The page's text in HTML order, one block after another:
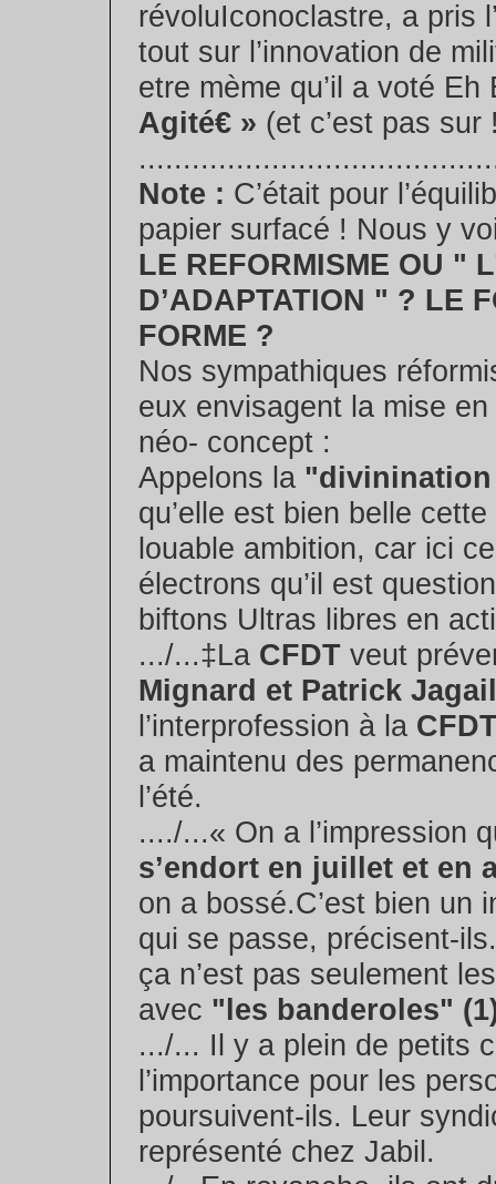
révoluIconoclastre, a pris
tout sur l’innovation de
etre mème qu’il a voté Eh
Agité€ » (et c’est pas sur
Note : C’était pour
papier surfacé ! Nous y
LE REFORMISME OU "
D’ADAPTATION " ? LE
FORME ?
Nos sympathiques
eux envisagent la mise en
néo- concept :
Appelons la
qu’elle est bien belle
louable ambition, car ici
électrons qu’il est
biftons Ultras libres en
.../...‡La CFDT veut
Mignard et Patrick
l’interprofession à la
a maintenu des
l’été.
..../...« On a l’impression
s’endort en juillet et en
on a bossé.C’est bien un
qui se passe, précisent-
ça n’est pas seulement
avec "les banderoles"
.../... Il y a plein de petits
l’importance pour les
poursuivent-ils. Leur
représenté chez Jabil.